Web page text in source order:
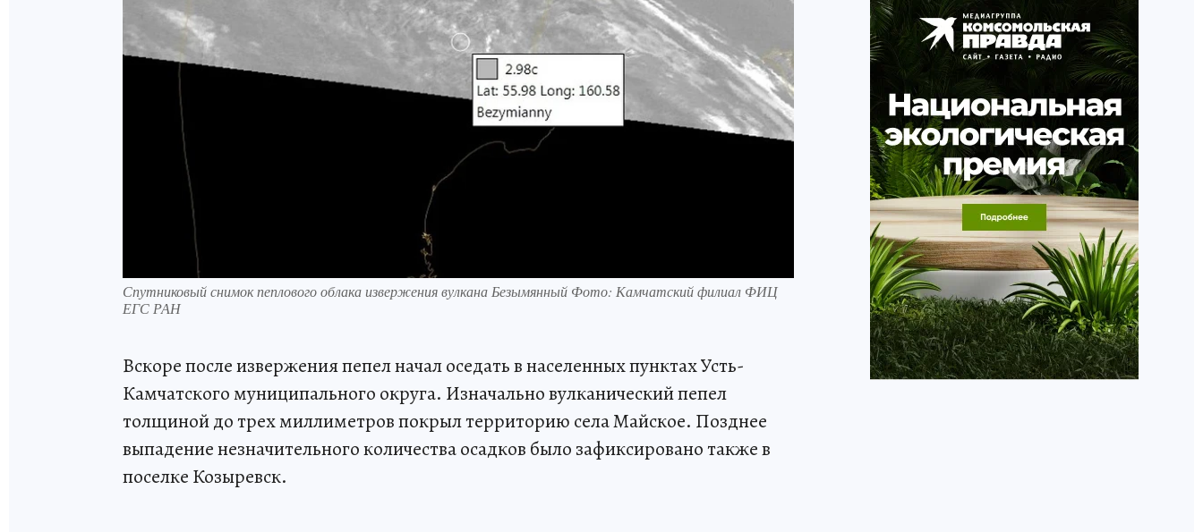
Спутниковый снимок пеплового облака извержения вулкана Безымянный Фото: Камчатский филиал ФИЦ
ЕГС РАН
Вскоре после извержения пепел начал оседать в населенных пунктах Усть-
Камчатского муниципального округа. Изначально вулканический пепел
толщиной до трех миллиметров покрыл территорию села Майское. Позднее
выпадение незначительного количества осадков было зафиксировано также в
поселке Козыревск.